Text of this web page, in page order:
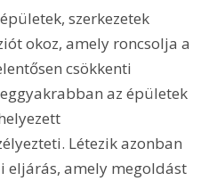
szerkezetek
okoz, amely roncsolja a
csökkenti
az épületek
Létezik azonban
eljárás, amely megoldást